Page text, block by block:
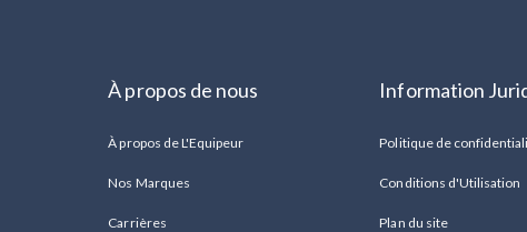
À propos de nous
À propos de L'Equipeur
Nos Marques
Carrières
Information
Politique de
Conditions d'Utilisation
Plan du site